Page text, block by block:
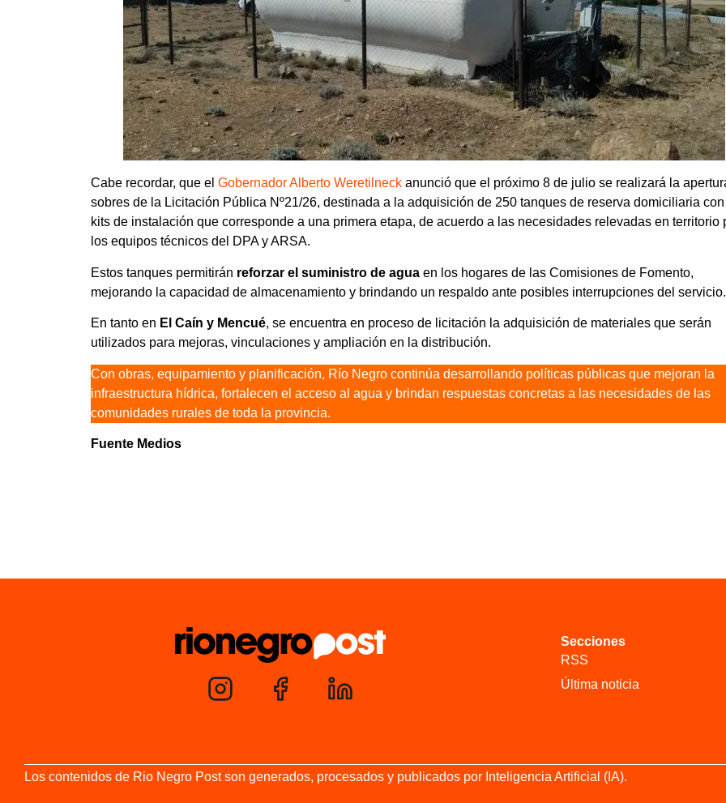
Cabe recordar, que el Gobernador Alberto Weretilneck anunció que el próximo 8 de julio se realizará la
sobres de la Licitación Pública Nº21/26, destinada a la adquisición de 250 tanques de reserva domiciliaria
kits de instalación que corresponde a una primera etapa, de acuerdo a las necesidades relevadas en territorio
los equipos técnicos del DPA y ARSA.
Estos tanques permitirán reforzar el suministro de agua en los hogares de las Comisiones de Fomento,
mejorando la capacidad de almacenamiento y brindando un respaldo ante posibles interrupciones del servicio.
En tanto en El Caín y Mencué, se encuentra en proceso de licitación la adquisición de materiales que serán
utilizados para mejoras, vinculaciones y ampliación en la distribución.
Con obras, equipamiento y planificación, Río Negro continúa desarrollando políticas públicas que mejoran la
infraestructura hídrica, fortalecen el acceso al agua y brindan respuestas concretas a las necesidades de las
comunidades rurales de toda la provincia.
Fuente Medios
Secciones
RSS
Última noticia
Los contenidos de Rio Negro Post son generados, procesados y publicados por Inteligencia Artificial (IA).